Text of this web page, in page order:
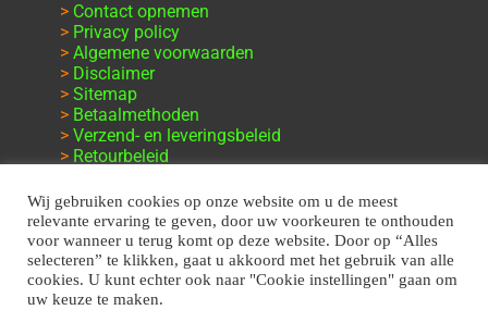
> Contact opnemen
> Privacy policy
> Algemene voorwaarden
> Disclaimer
> Sitemap
> Betaalmethoden
> Verzend- en leveringsbeleid
> Retourbeleid
Wij gebruiken cookies op onze website om u de meest
relevante ervaring te geven, door uw voorkeuren te onthouden
voor wanneer u terug komt op deze website. Door op “Alles
selecteren” te klikken, gaat u akkoord met het gebruik van alle
cookies. U kunt echter ook naar "Cookie instellingen" gaan om
uw keuze te maken.